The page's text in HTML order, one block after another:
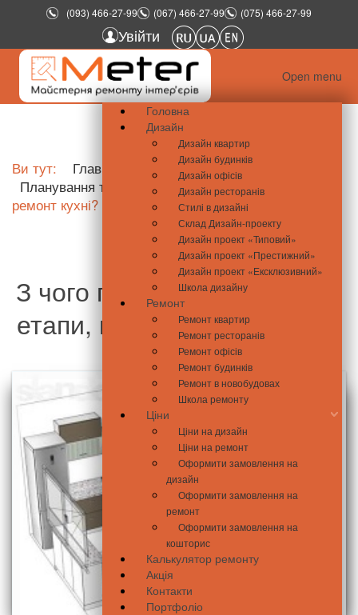
(093) 466-27-99 (067) 466-27-99 (075) 466-27-99
Увійти
Open menu
Головна
Дизайн
Дизайн квартир
Дизайн будинків
Дизайн офісів
Дизайн ресторанів
Стилі в дизайні
Склад Дизайн-проекту
Дизайн проект «Типовий»
Дизайн проект «Престижний»
Дизайн проект «Ексклюзивний»
Школа дизайну
Ремонт
Ремонт квартир
Ремонт ресторанів
Ремонт офісів
Ремонт будинків
Ремонт в новобудовах
Школа ремонту
Ціни
Ціни на дизайн
Ціни на ремонт
Оформити замовлення на
дизайн
Оформити замовлення на
ремонт
Оформити замовлення на
кошторис
Калькулятор ремонту
Акція
Контакти
Портфоліо
Ви тут: Главная
Школа ремонту
Планування та перепланування
З чого почати
ремонт кухні?
З чого почати ремонт кухні:
етапи, план і порядок робіт